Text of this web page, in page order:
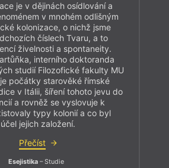
je v dějinách osídlování a
v mnohém odlišným
kolonizace, o nichž jsme
číslech Tvaru, a to
živelnosti a spontaneity.
interního doktoranda
studií Filozofické fakulty MU
počátky starověké římské
v Itálii, šíření tohoto jevu do
a rovněž se vyslovuje k
typy kolonií a co byl
jejich založení.
Přečíst
Esejistika – Studie